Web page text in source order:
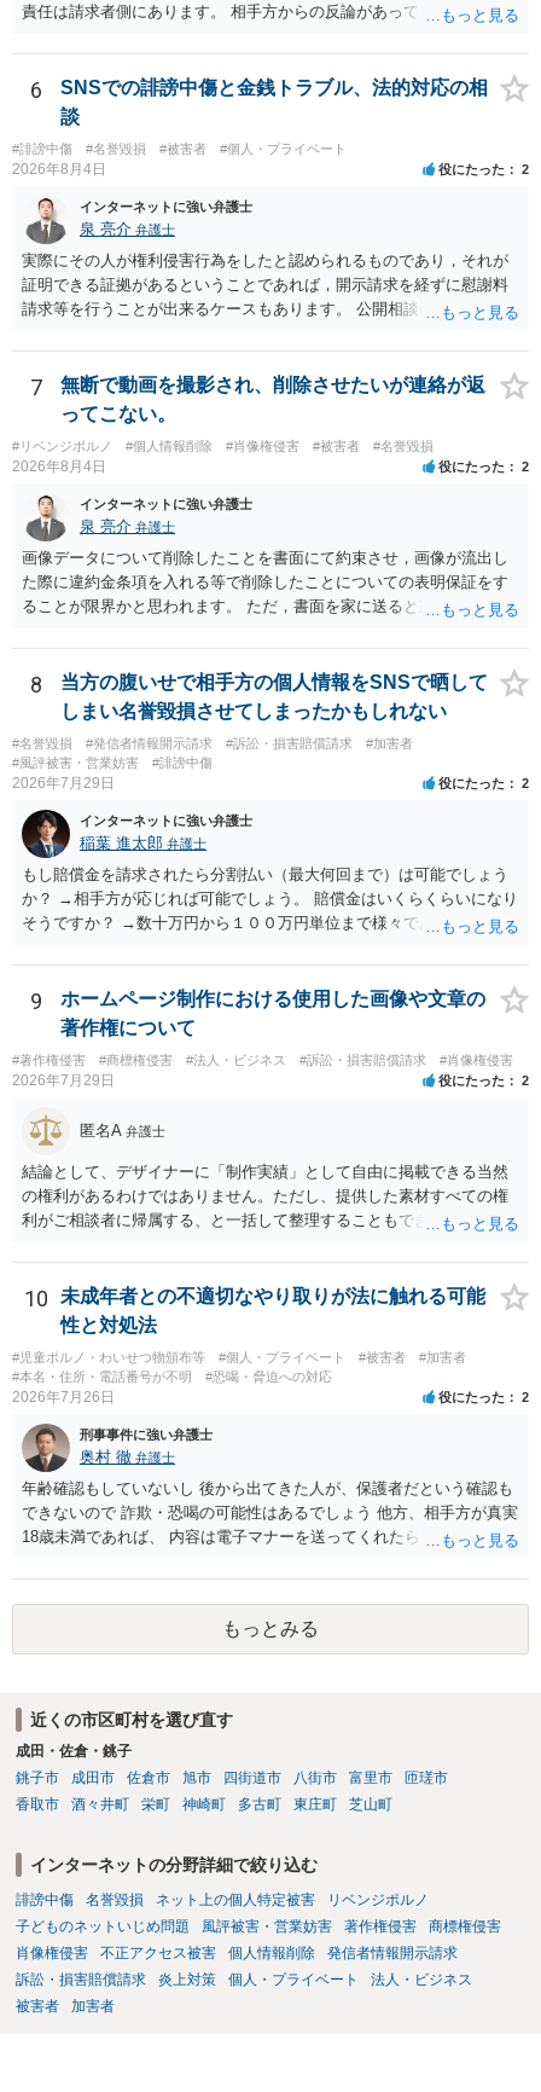
責任は請求者側にあります。 相手方からの反論があっても、裁判官が
方が口頭で反論したのは、仮処分は迅速性が要求されるためです。 書
面での反論となれば、より遅延する可能性がございます。 また、本件
はXのため、APのIPアドレスの保存期間の問題もございます。 開示請
求は法律知識が不可欠ですが、それだけでは足りず、実務を踏まえた
方法を選択することが重要です。
6
SNSでの誹謗中傷と金銭トラブル、法的対応の相
談
#誹謗中傷 #名誉毀損 #被害者 #個人・プライベート
2026年8月4日 役にたった 2
インターネットに強い弁護士
泉 亮介 弁護士
実際にその人が権利侵害行為をしたと認められるものであり，それが
証明できる証拠があるということであれば，開示請求を経ずに慰謝料
請求等を行うことが出来るケースもあります。 公開相談の場では回答
に個別に相談されると良いでしょう。
7
無断で動画を撮影され、削除させたいが連絡が返
ってこない。
#リベンジポルノ #個人情報削除 #肖像権侵害 #被害者 #名誉毀損
2026年8月4日 役にたった 2
インターネットに強い弁護士
泉 亮介 弁護士
画像データについて削除したことを書面にて約束させ，画像が流出し
た際に違約金条項を入れる等で削除したことについての表明保証をす
ることが限界かと思われます。 ただ，書面を家に送ると家族に不貞行
除等を求めることは避けたほうが良いかと思われます。
8
当方の腹いせで相手方の個人情報をSNSで晒して
しまい名誉毀損させてしまったかもしれない
#名誉毀損 #発信者情報開示請求 #訴訟・損害賠償請求
#加害者
#風評被害・営業妨害
#誹謗中傷
2026年7月29日 役にたった 2
インターネットに強い弁護士
稲葉 進太郎 弁護士
もし賠償金を請求されたら分割払い（最大何回まで）は可能でしょう
か？ →相手方が応じれば可能でしょう。 賠償金はいくらくらいになり
そうですか？ →数十万円から１００万円単位まで様々であり、不明で
渉が行われ、双方合意に至れば支払が開始され、決裂して相手方が訴
訟提起を選択すれば訴訟の中で解決がなされる流れが通常です。
9
ホームページ制作における使用した画像や文章の
著作権について
#著作権侵害 #商標権侵害 #法人・ビジネス #訴訟・損害賠償請求 #肖像権侵害
2026年7月29日 役にたった 2
匿名A 弁護士
結論として、デザイナーに「制作実績」として自由に掲載できる当然
の権利があるわけではありません。ただし、提供した素材すべての権
利がご相談者に帰属する、と一括して整理することもできません。 ご
身が著作権者です。 他方、ブランド名、文字主体のロゴ、商品情報、
短いキャッチコピー、販売コンセプトなどは、通常、著作物には当た
りません。ただし、ロゴに独自の図形やイラスト等が含まれる場合に
は、その表現部分が著作物となる可能性があります。 また、人物写真
の著作権は撮影者に、肖像に関する権利は被写体本人に帰属します
（著作権法2条・17条）。 ウェブサイト全体に当然に著作権が生じる
等は別として、一般的なレイアウトや配色、依頼者から提供された素
材を希望に沿って配置した部分には、通常、著作物性は認められにく
いと考えられます。仮に具体的な画面構成の一部に創作性が認められ
ても、その権利は当該部分に限られ、ご相談者の写真や文章等を制作
実績として掲載する権限まで当然に生じるものではありません。 もっ
の同意があれば別です。また、単に制作を担当した事実を記載した
り、公開中のサイトへリンクしたりする行為まで当然に禁止できると
は限りません。 人物写真については、通常のSNSへの無断掲載と同
様、掲載目的、態様、必要性、本人の特定可能性等から判断されま
りません。 まず、見積書、メール、チャット、デザイナーの利用規約
を確認したうえで、「提供素材及びこれを含む画面の複製・SNS掲載
を許諾しない」と書面で明確に通知することをお勧めします。すでに
掲載された場合は、URL、掲載日時、画面を保存してから削除を求め
10
未成年者との不適切なやり取りが法に触れる可能
性と対処法
#児童ポルノ・わいせつ物頒布等 #個人・プライベート #被害者
#加害者
#本名・住所・電話番号が不明
#恐喝・脅迫への対応
2026年7月26日 役にたった 2
刑事事件に強い弁護士
奥村 徹 弁護士
年齢確認もしていないし 後から出てきた人が、保護者だという確認も
できないので 詐欺・恐喝の可能性はあるでしょう 他方、相手方が真実
18歳未満であれば、 内容は電子マナーを送ってくれたら自慰行為など
画の尺は10分ほど、服を着たままで胸を触って欲しい、などの要望を
して、要求された金額(1000円程度)の電子マネーを送信してしまいま
した。 そこから、撮影するまで暇なので顔の雰囲気の写真を交換して
欲しい、住んでいる都道府県と区を教えてと言われたので教えたりと
能です。
もっとみる
近くの市区町村を選び直す
成田・佐倉・銚子
銚子市
成田市 佐倉市 旭市 四街道市 八街市 富里市
匝瑳市
香取市
酒々井町 栄町 神崎町 多古町 東庄町 芝山町
インターネットの分野詳細で絞り込む
誹謗中傷 名誉毀損 ネット上の個人特定被害
リベンジポルノ
子どものネットいじめ問題
風評被害・営業妨害 著作権侵害
商標権侵害
肖像権侵害
不正アクセス被害 個人情報削除
発信者情報開示請求
訴訟・損害賠償請求
炎上対策 個人・プライベート
法人・ビジネス
被害者
加害者